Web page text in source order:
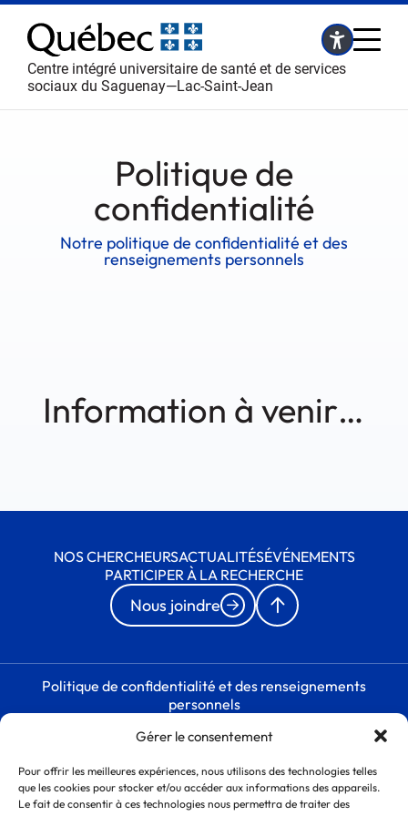
Gérer le consentement
Pour offrir les meilleures expériences, nous utilisons des technologies telles
que les cookies pour stocker et/ou accéder aux informations des appareils.
Le fait de consentir à ces technologies nous permettra de traiter des
Centre intégré universitaire de santé et de services
sociaux du Saguenay—Lac-Saint-Jean
Politique de
confidentialité
Notre politique de confidentialité et des
renseignements personnels
Information à venir…
NOS CHERCHEURSACTUALITÉSÉVÉNEMENTS
PARTICIPER À LA RECHERCHE
Nous joindre
Politique de confidentialité et des renseignements
personnels